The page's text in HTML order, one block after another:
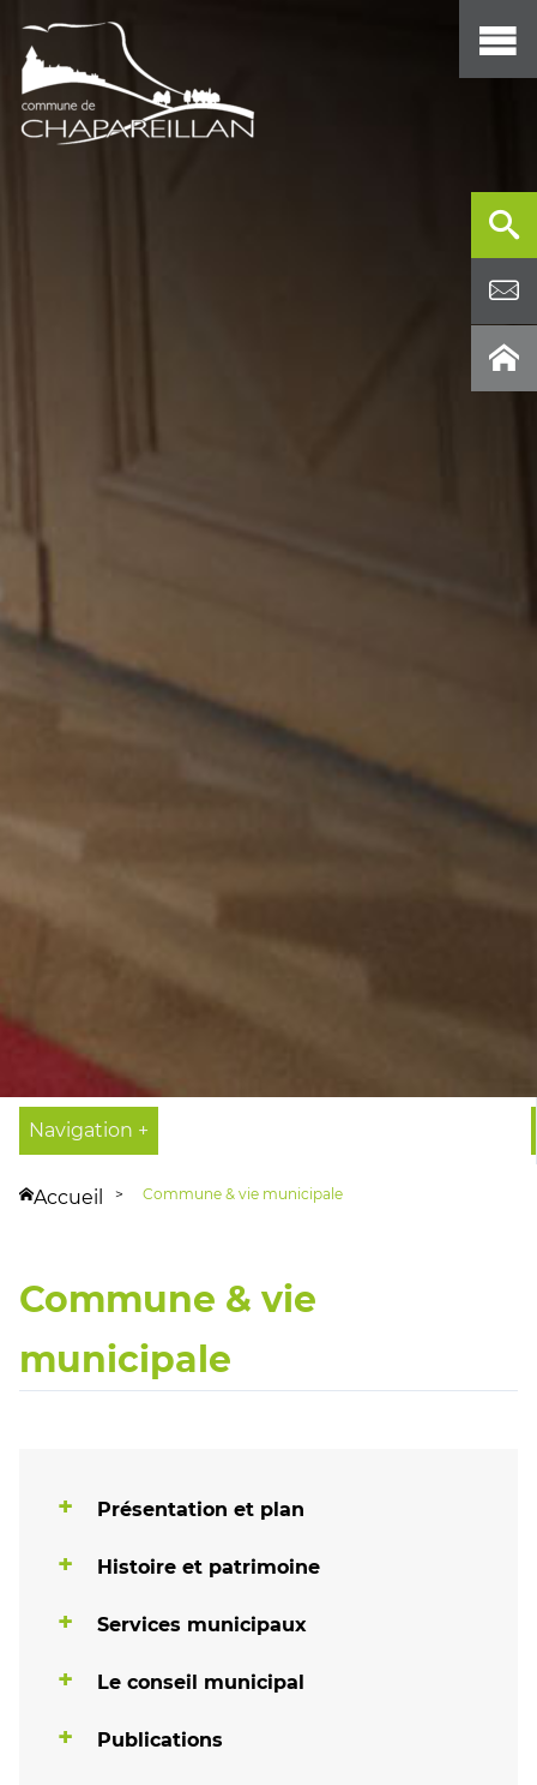
Navigation +
Accueil Commune & vie municipale
Commune & vie
municipale
Présentation et plan
Histoire et patrimoine
Services municipaux
Le conseil municipal
Publications